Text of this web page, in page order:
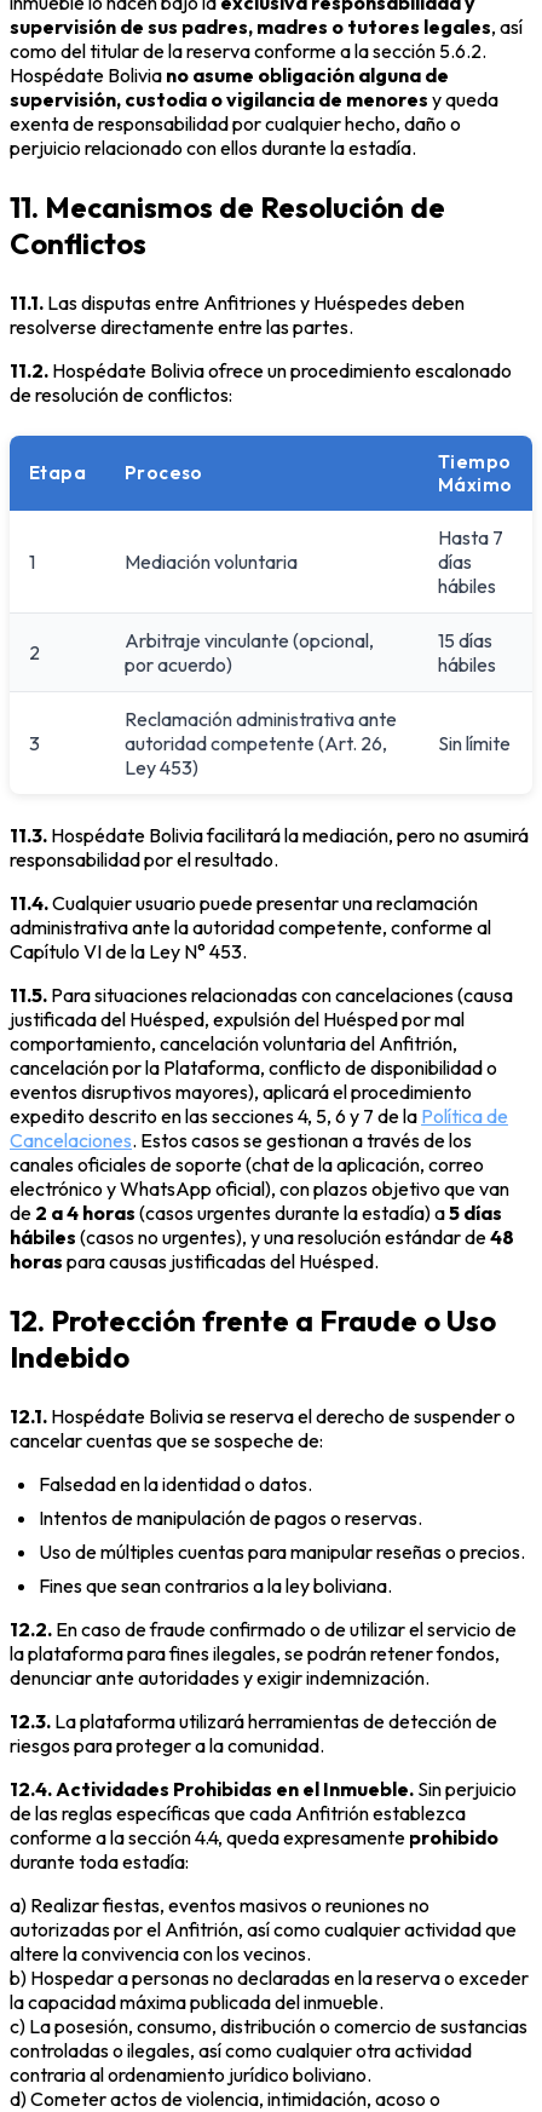
supervisión de sus padres, madres o tutores legales, así
como del titular de la reserva conforme a la sección 5.6.2.
Hospédate Bolivia no asume obligación alguna de
supervisión, custodia o vigilancia de menores y queda
exenta de responsabilidad por cualquier hecho, daño o
perjuicio relacionado con ellos durante la estadía.
11. Mecanismos de Resolución de
Conflictos
11.1. Las disputas entre Anfitriones y Huéspedes deben
resolverse directamente entre las partes.
11.2. Hospédate Bolivia ofrece un procedimiento escalonado
de resolución de conflictos:
Etapa Proceso
Tiempo
Máximo
1 Mediación voluntaria
Hasta 7
días
hábiles
2
Arbitraje vinculante (opcional,
por acuerdo)
15 días
hábiles
3
Reclamación administrativa ante
autoridad competente (Art. 26,
Ley 453)
Sin límite
11.3. Hospédate Bolivia facilitará la mediación, pero no asumirá
responsabilidad por el resultado.
11.4.Cualquier usuario puede presentar una reclamación
administrativa ante la autoridad competente, conforme al
Capítulo VI de la Ley N° 453.
11.5. Para situaciones relacionadas con cancelaciones (causa
justificada del Huésped, expulsión del Huésped por mal
comportamiento, cancelación voluntaria del Anfitrión,
cancelación por la Plataforma, conflicto de disponibilidad o
eventos disruptivos mayores), aplicará el procedimiento
expedito descrito en las secciones 4, 5, 6 y 7 de la Política de
Cancelaciones. Estos casos se gestionan a través de los
canales oficiales de soporte (chat de la aplicación, correo
electrónico y WhatsApp oficial), con plazos objetivo que van
de 2 a 4 horas (casos urgentes durante la estadía) a5 días
hábiles (casos no urgentes), y una resolución estándar de48
horas para causas justificadas del Huésped.
12. Protección frente a Fraude o Uso
Indebido
12.1. Hospédate Bolivia se reserva el derecho de suspender o
cancelar cuentas que se sospeche de:
Falsedad en la identidad o datos.
Intentos de manipulación de pagos o reservas.
Uso de múltiples cuentas para manipular reseñas o precios.
Fines que sean contrarios a la ley boliviana.
12.2. En caso de fraude confirmado o de utilizar el servicio de
la plataforma para fines ilegales, se podrán retener fondos,
denunciar ante autoridades y exigir indemnización.
12.3. La plataforma utilizará herramientas de detección de
riesgos para proteger a la comunidad.
12.4. Actividades Prohibidas en el Inmueble. Sin perjuicio
de las reglas específicas que cada Anfitrión establezca
conforme a la sección 4.4, queda expresamente prohibido
durante toda estadía:
a) Realizar fiestas, eventos masivos o reuniones no
autorizadas por el Anfitrión, así como cualquier actividad que
altere la convivencia con los vecinos.
b) Hospedar a personas no declaradas en la reserva o exceder
la capacidad máxima publicada del inmueble.
c) La posesión, consumo, distribución o comercio de sustancias
controladas o ilegales, así como cualquier otra actividad
contraria al ordenamiento jurídico boliviano.
d) Cometer actos de violencia, intimidación, acoso o